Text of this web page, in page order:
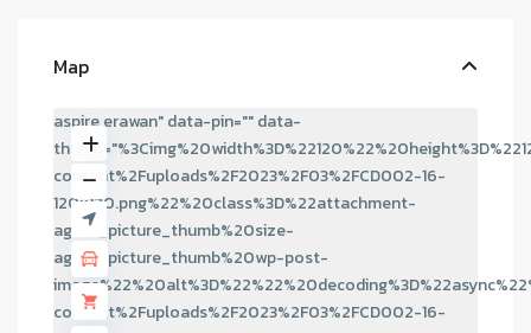
Map
aspire erawan" data-pin="" data-
content%2Fuploads%2F2023%2F03%2FCD002-16-
120x120.png%22%20class%3D%22attachment-
agent_picture_thumb%20size-
agent_picture_thumb%20wp-post-
content%2Fuploads%2F2023%2F03%2FCD002-16-